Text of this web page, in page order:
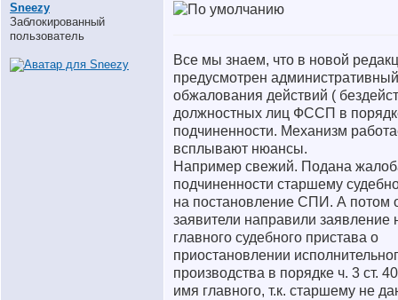
Sneezy
Заблокированный
пользователь
Все мы знаем, что в новой
предусмотрен
обжалования действий (
должностных лиц ФССП в
подчиненности. Механизм
всплывают нюансы.
Например свежий. Подана
подчиненности старшему
на постановление СПИ. А потом
заявители направили заявление
главного судебного пристава о
приостановлении
производства в порядке ч. 3 ст.
имя главного, т.к. старшему не